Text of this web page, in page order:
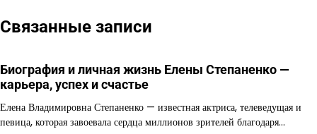
Связанные записи
Биография и личная жизнь Елены Степаненко —
карьера, успех и счастье
Елена Владимировна Степаненко — известная актриса, телеведущая и
певица, которая завоевала сердца миллионов зрителей благодаря…